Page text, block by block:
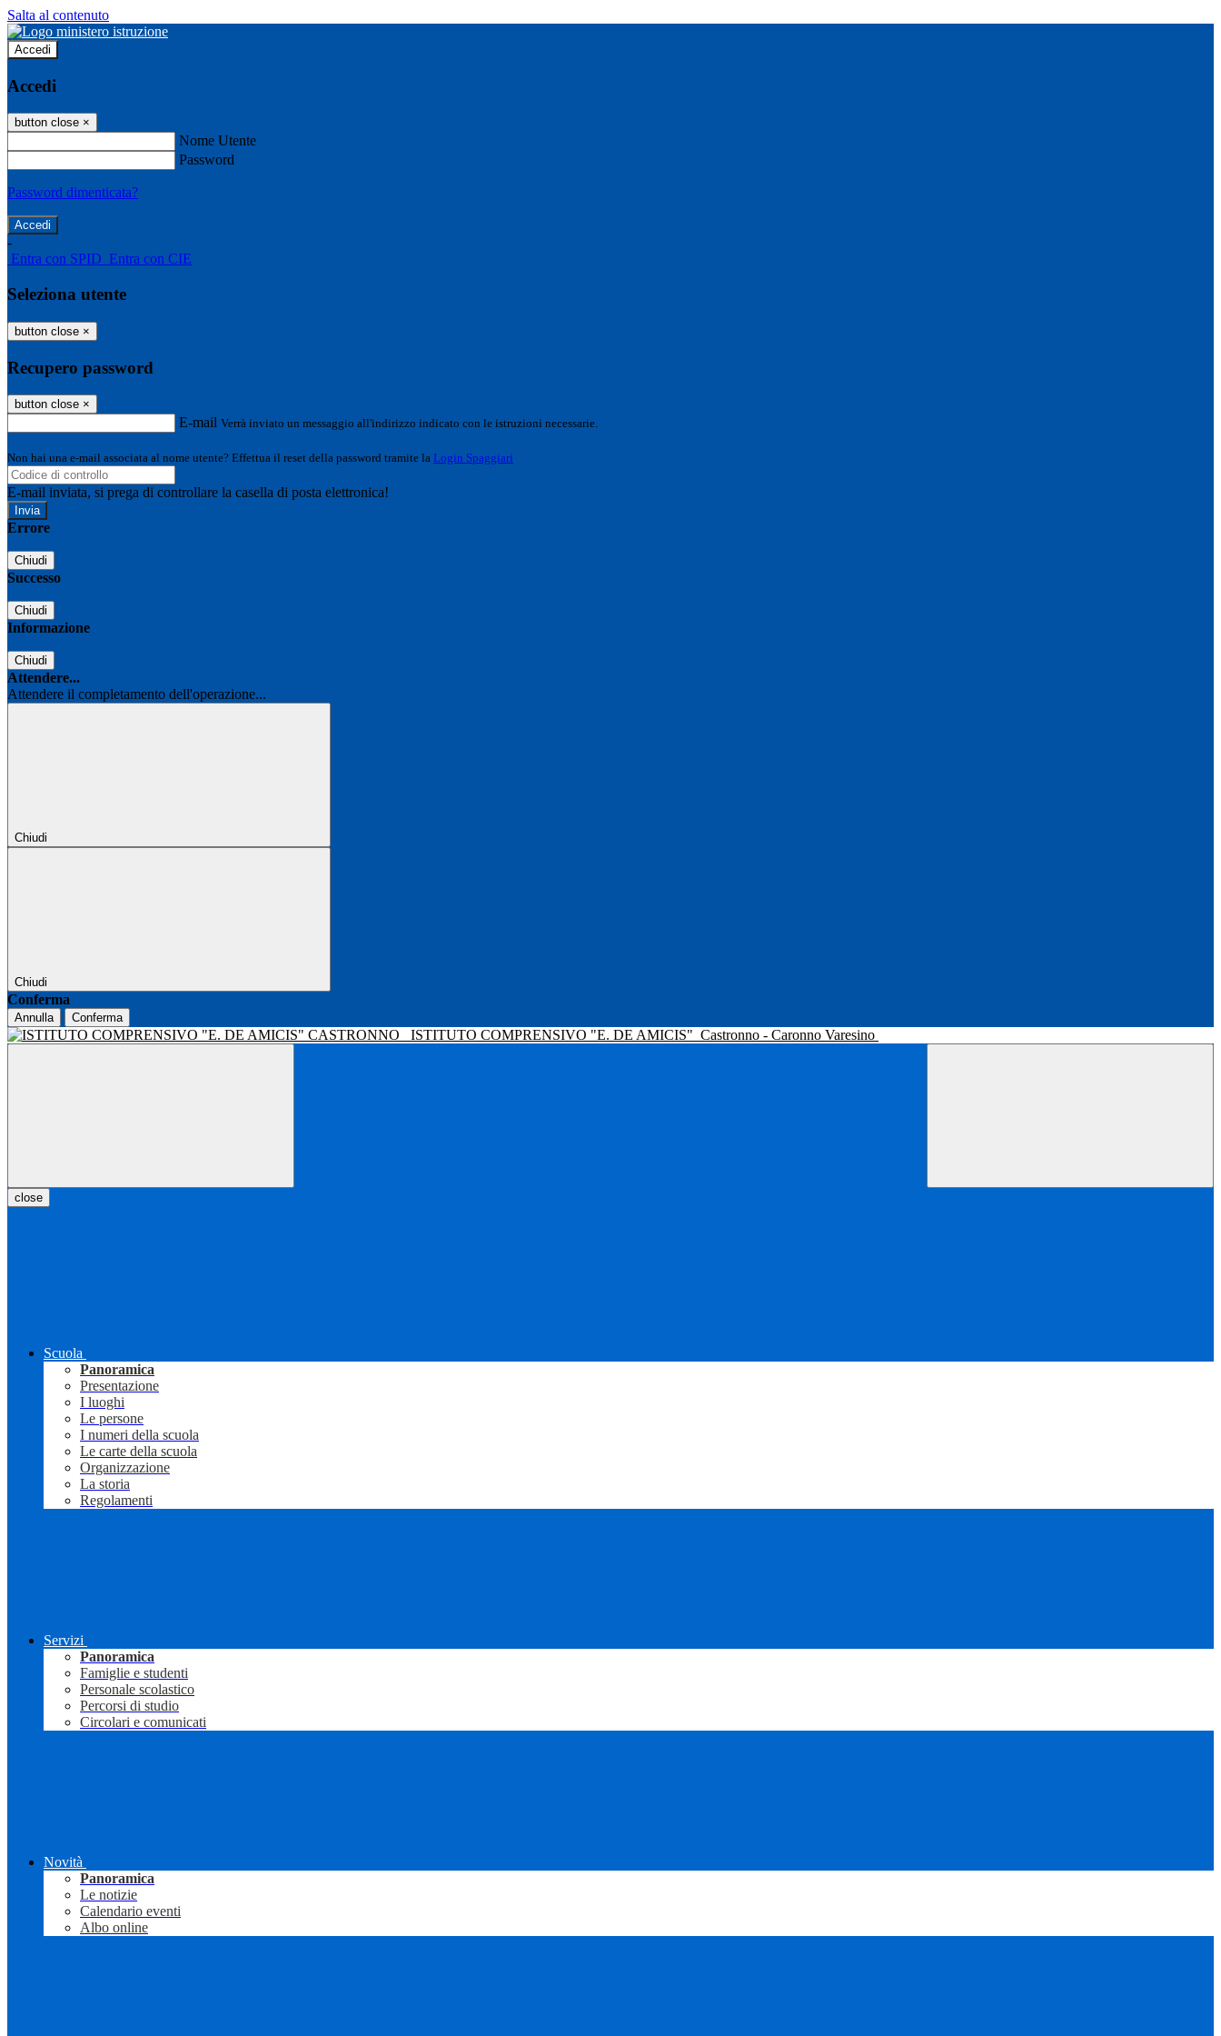
Salta al contenuto
Accedi
Accedi
button close ×
Nome Utente
Password
Password dimenticata?
-
Entra con SPID Entra con CIE
Seleziona utente
button close ×
Recupero password
button close ×
E-mail Verrà inviato un messaggio all'indirizzo indicato con le istruzioni necessarie.
Non hai una e-mail associata al nome utente? Effettua il reset della password tramite la Login Spaggiari
E-mail inviata, si prega di controllare la casella di posta elettronica!
Errore
Chiudi
Successo
Chiudi
Informazione
Chiudi
Attendere...
Attendere il completamento dell'operazione...
Chiudi
Chiudi
Conferma
Annulla Conferma
ISTITUTO COMPRENSIVO "E. DE AMICIS" Castronno - Caronno Varesino
close
Scuola
Panoramica
Presentazione
I luoghi
Le persone
I numeri della scuola
Le carte della scuola
Organizzazione
La storia
Regolamenti
Servizi
Panoramica
Famiglie e studenti
Personale scolastico
Percorsi di studio
Circolari e comunicati
Novità
Panoramica
Le notizie
Calendario eventi
Albo online